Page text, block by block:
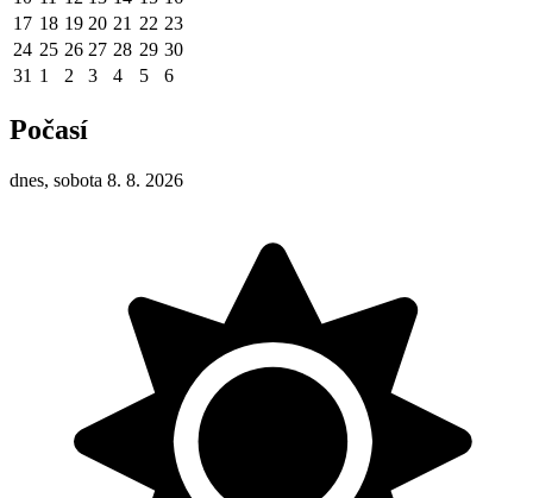
17 18 19 20 21 22 23
24 25 26 27 28 29 30
31 1 2 3 4 5 6
Počasí
dnes, sobota 8. 8. 2026